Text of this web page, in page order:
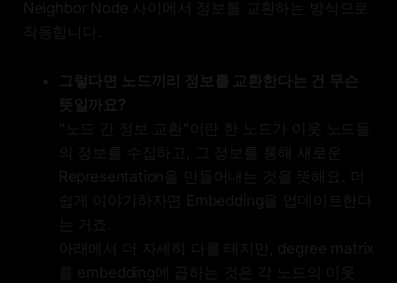
Neighbor Node 사이에서 정보를 교환하는 방식으로
작동합니다.
그렇다면 노드끼리 정보를 교환한다는 건 무슨
뜻일까요?
"노드 간 정보 교환"이란 한 노드가 이웃 노드들
의 정보를 수집하고, 그 정보를 통해 새로운
Representation을 만들어내는 것을 뜻해요. 더
쉽게 이야기하자면 Embedding을 업데이트한다
는 거죠.
아래에서 더 자세히 다룰 테지만, degree matrix
를 embedding에 곱하는 것은 각 노드의 이웃